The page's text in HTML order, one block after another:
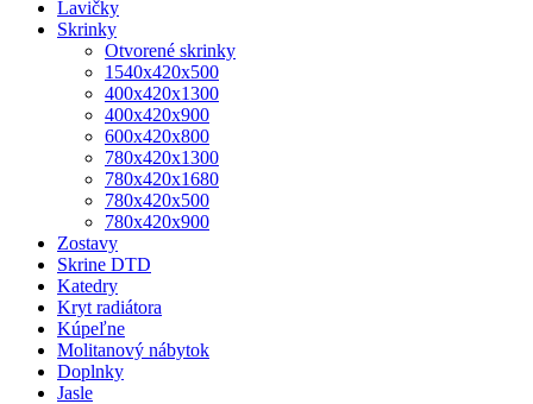
Lavičky
Skrinky
Otvorené skrinky
1540x420x500
400x420x1300
400x420x900
600x420x800
780x420x1300
780x420x1680
780x420x500
780x420x900
Zostavy
Skrine DTD
Katedry
Kryt radiátora
Kúpeľne
Molitanový nábytok
Doplnky
Jasle